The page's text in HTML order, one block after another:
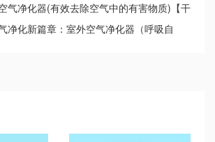
气净化器(有效去除空气中的有害物质)【干
净化新篇章：室外空气净化器（呼吸自